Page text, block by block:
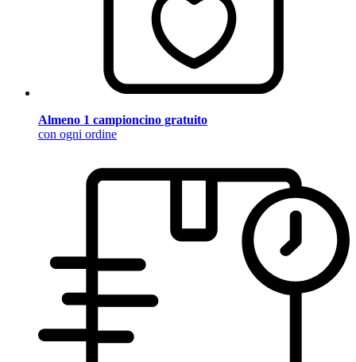
Almeno 1 campioncino gratuito
con ogni ordine